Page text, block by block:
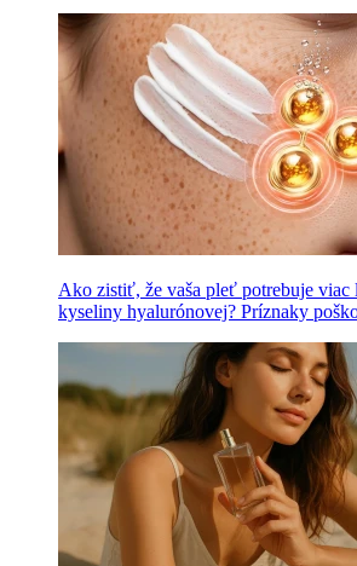
Ako zistiť, že vaša pleť potrebuje viac
kyseliny hyalurónovej? Príznaky